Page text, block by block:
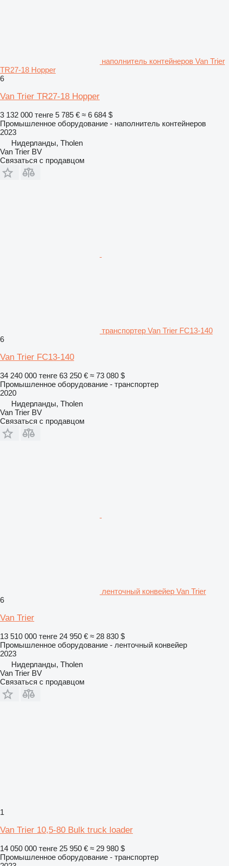
наполнитель контейнеров Van Trier
TR27-18 Hopper
6
Van Trier TR27-18 Hopper
3 132 000 тенге 5 785 € ≈ 6 684 $
Промышленное оборудование - наполнитель контейнеров
2023
Нидерланды, Tholen
Van Trier BV
Связаться с продавцом
транспортер Van Trier FC13-140
6
Van Trier FC13-140
34 240 000 тенге 63 250 € ≈ 73 080 $
Промышленное оборудование - транспортер
2020
Нидерланды, Tholen
Van Trier BV
Связаться с продавцом
ленточный конвейер Van Trier
6
Van Trier
13 510 000 тенге 24 950 € ≈ 28 830 $
Промышленное оборудование - ленточный конвейер
2023
Нидерланды, Tholen
Van Trier BV
Связаться с продавцом
1
Van Trier 10,5-80 Bulk truck loader
14 050 000 тенге 25 950 € ≈ 29 980 $
Промышленное оборудование - транспортер